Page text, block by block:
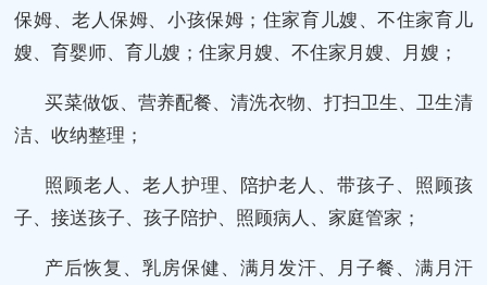
保姆、老人保姆、小孩保姆；住家育儿嫂、不住家育儿
嫂、育婴师、育儿嫂；住家月嫂、不住家月嫂、月嫂；
买菜做饭、营养配餐、清洗衣物、打扫卫生、卫生清
洁、收纳整理；
照顾老人、老人护理、陪护老人、带孩子、照顾孩
子、接送孩子、孩子陪护、照顾病人、家庭管家；
产后恢复、乳房保健、满月发汗、月子餐、满月汗